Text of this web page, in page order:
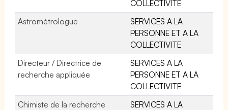
COLLECTIVITE
Astrométrologue
SERVICES A LA
PERSONNE ET A LA
COLLECTIVITE
Directeur / Directrice de
recherche appliquée
SERVICES A LA
PERSONNE ET A LA
COLLECTIVITE
Chimiste de la recherche
SERVICES A LA